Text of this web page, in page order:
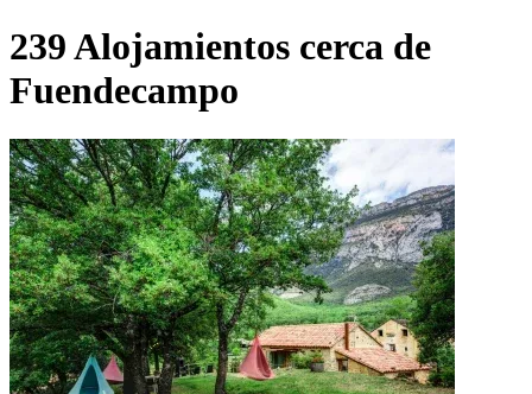
239 Alojamientos cerca de
Fuendecampo